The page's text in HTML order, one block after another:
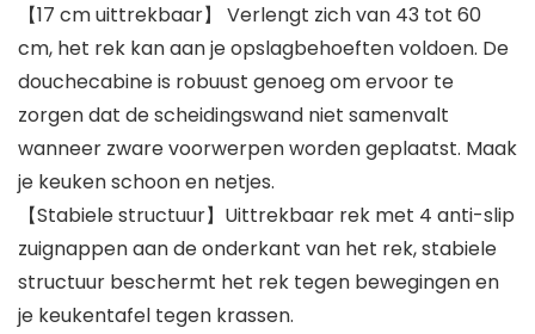
【17 cm uittrekbaar】 Verlengt zich van 43 tot 60
cm, het rek kan aan je opslagbehoeften voldoen. De
douchecabine is robuust genoeg om ervoor te
zorgen dat de scheidingswand niet samenvalt
wanneer zware voorwerpen worden geplaatst. Maak
je keuken schoon en netjes.
【Stabiele structuur】Uittrekbaar rek met 4 anti-slip
zuignappen aan de onderkant van het rek, stabiele
structuur beschermt het rek tegen bewegingen en
je keukentafel tegen krassen.